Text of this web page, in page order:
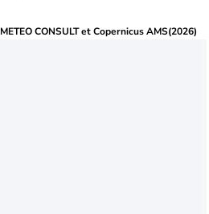
METEO CONSULT et Copernicus AMS(2026)